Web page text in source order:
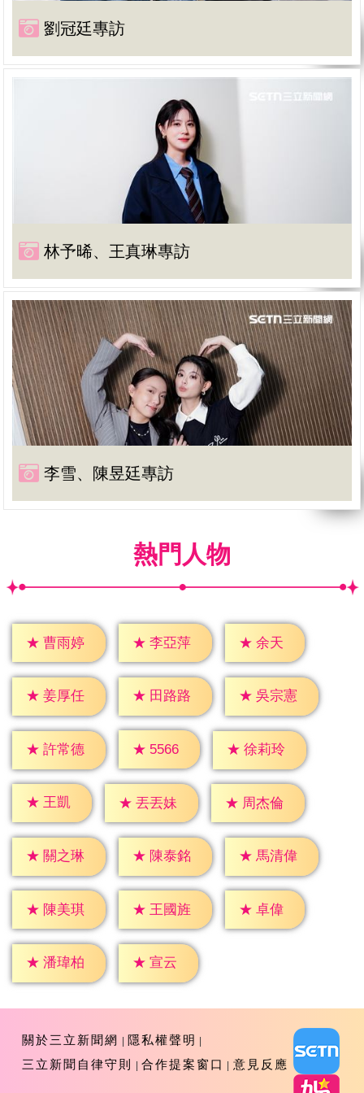
劉冠廷專訪
林予晞、王真琳專訪
李雪、陳昱廷專訪
熱門人物
★ 曹雨婷 ★ 李亞萍 ★ 余天
★ 姜厚任 ★ 田路路 ★ 吳宗憲
★ 許常德 ★ 5566 ★ 徐莉玲
★ 王凱 ★ 丟丟妹 ★ 周杰倫
★ 關之琳 ★ 陳泰銘 ★ 馬清偉
★ 陳美琪 ★ 王國旌 ★ 卓偉
★ 潘瑋柏 ★ 宣云
關於三立新聞網
隱私權聲明
三立新聞自律守則
合作提案窗口 意見反應